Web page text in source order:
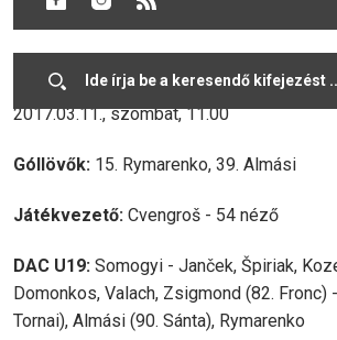
2017.03.11., szombat, 11.00
Góllövők: 15. Rymarenko, 39. Almási
Játékvezető: Cvengroš - 54 néző
DAC U19: Somogyi - Janček, Špiriak,
Domonkos, Valach, Zsigmond (82. Fronc)
Tornai), Almási (90. Sánta), Rymarenko